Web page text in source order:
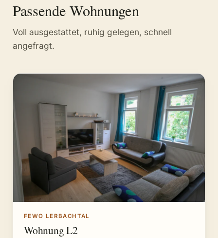
Passende Wohnungen
Voll ausgestattet, ruhig gelegen, schnell
angefragt.
FEWO LERBACHTAL
Wohnung L2